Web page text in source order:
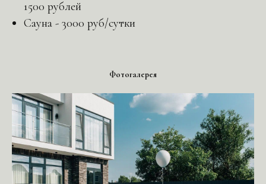
1500 рублей
Сауна - 3000 руб/сутки
Фотогалерея